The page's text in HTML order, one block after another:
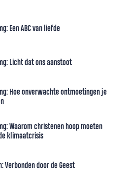
Een ABC van liefde
Licht dat ons aanstoot
Hoe onverwachte ontmoetingen je
Waarom christenen hoop moeten
klimaatcrisis
Verbonden door de Geest